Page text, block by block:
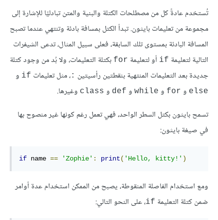
تُستخدم عادةً كل من مصطلحات الكتلة والبنية والمتن تبادليًا للإشارة إلى
مجموعة من تعليمات بايثون. تبدأ الكتل بمسافة بادئة وتنتهي عندما تصبح
المسافة البادئة بمستوى تلك السابقة، فعلى سبيل المثال، تدعى الشيفرات
التالية لتعليمة if أو لتعليمة for بكتلة التعليمات، ولا بُد من وجود كتلة
جديدة بعد التعليمات المنتهية بنقطتين رأسيتين :، مثل تعليمات if و
else و for و while و def و class وغيرها.
تسمح بايثون بكتل السطر الواحد، فهي تعمل رغم كونها غير منصوح بها
في صيغة بايثون:
if name == 'Zophie' : print( 'Hello, kitty!' )
ومع استخدام الفاصلة المنقوطة، يصبح من الممكن استخدام عدة أوامر
ضمن كتلة التعليمة if، على النحو التالي: